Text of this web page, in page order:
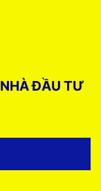
NHÀ ĐẦU TƯ